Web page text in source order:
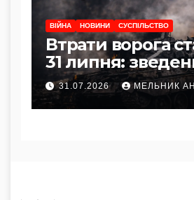
ВІЙНА НОВИНИ СУСПІЛЬСТВО
Втрати ворога
31 липня:
Генштабу ЗСУ
31.07.2026 МЕЛЬНИК